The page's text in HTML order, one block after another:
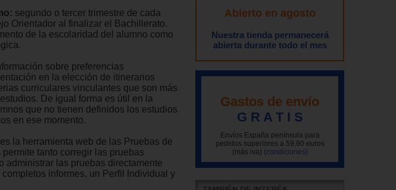
segundo o tercer trimestre de cada
Orientador al finalizar el Bachillerato.
de la escolaridad del alumno como
sobre preferencias
en la elección de itinerarios
curriculares vinculantes que son más
De igual forma es útil en la
que no tienen definidos los estudios
en ese momento.
la herramienta web de las Pruebas de
tanto corregir las pruebas
administrar las pruebas directamente
informes, un Perfil Individual y
Abierto en agosto
Nuestra tienda permanecerá
abierta durante todo el mes
Gastos de envío
G R A T I S
Envíos España península para
pedidos superiores a 59,90 euros
(más iva) (condiciones)